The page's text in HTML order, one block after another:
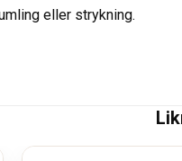
eller strykning.